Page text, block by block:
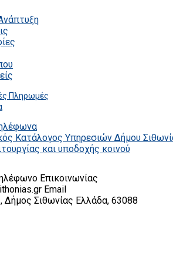
Πληρωμές
Κατάλογος Υπηρεσιών Δήμου
και υποδοχής κοινού
Επικοινωνίας
Email
Δήμος Σιθωνίας Ελλάδα, 63088